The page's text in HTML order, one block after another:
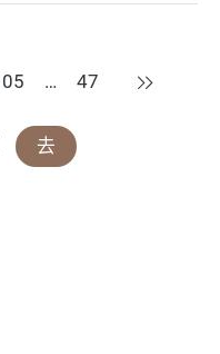
05 … 47 下一页
去